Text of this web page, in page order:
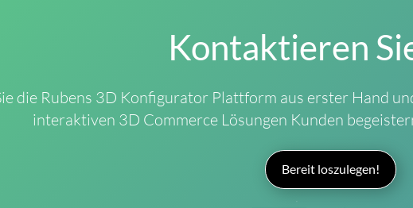
Kontaktieren
die Rubens 3D Konfigurator Plattform aus erster Hand
interaktiven 3D Commerce Lösungen Kunden
Bereit loszulegen!